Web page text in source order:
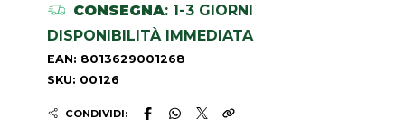
CONSEGNA: 1-3 GIORNI
DISPONIBILITÀ IMMEDIATA
EAN: 8013629001268
SKU: 00126
CONDIVIDI: